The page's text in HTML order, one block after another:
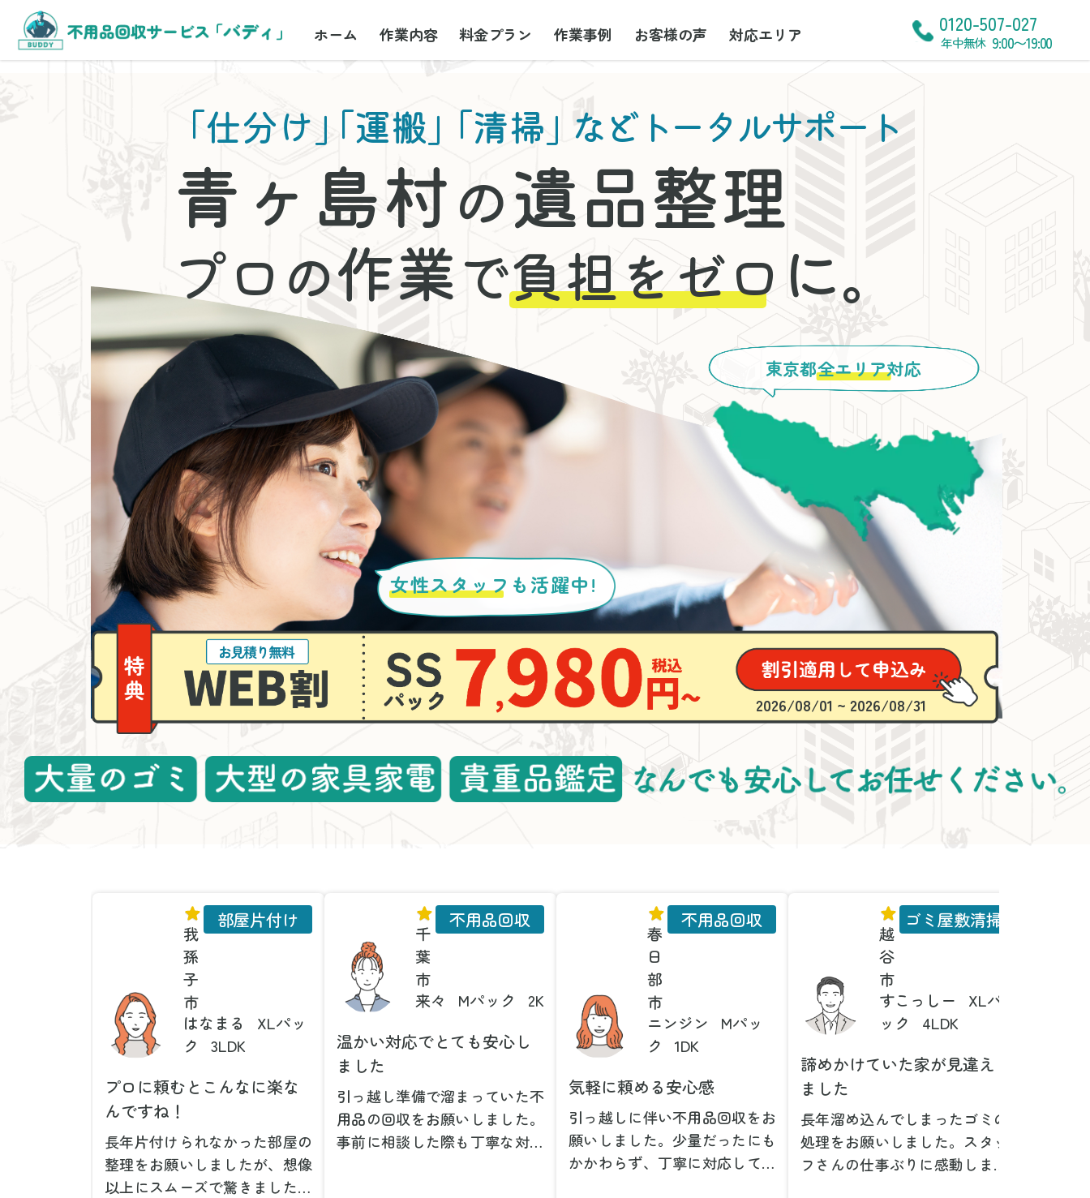
ホーム 作業内容 料金プラン 作業事例 お客様の声 対応エリア 0120-507-027
年中無休 9:00〜19:00
「仕分け」「運搬」「清掃」などトータルサポート
青ヶ島村の遺品整理
プロの作業で負担をゼロ に。
2026/08/01 ~ 2026/08/31
女性スタッフ も活躍中!
東京都全エリア対応
我
孫
子
市
はなまる
XLパッ
ク
3LDK
部屋片付け
プロに頼むとこんなに楽な
んですね！
長年片付けられなかった部屋の
整理をお願いしましたが、想像
以上にスムーズで驚きました。
千
葉
市
来々
Mパック 2K
不用品回収
温かい対応でとても安心し
ました
引っ越し準備で溜まっていた不
用品の回収をお願いしました。
事前に相談した際も丁寧な対応
春
日
部
市
ニンジン
Mパッ
ク
1DK
不用品回収
気軽に頼める安心感
引っ越しに伴い不用品回収をお
願いしました。少量だったにも
かかわらず、丁寧に対応してい
越
谷
市
すこっしー
XLパ
ック
4LDK
ゴミ屋敷清掃
諦めかけていた家が見違え
ました
長年溜め込んでしまったゴミの
処理をお願いしました。スタッ
フさんの仕事ぶりに感動しまし